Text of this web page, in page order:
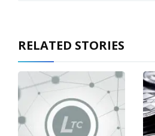
RELATED STORIES